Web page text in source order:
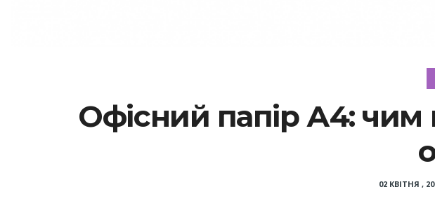
Офісний папір А4: чим
02 КВІТНЯ ,